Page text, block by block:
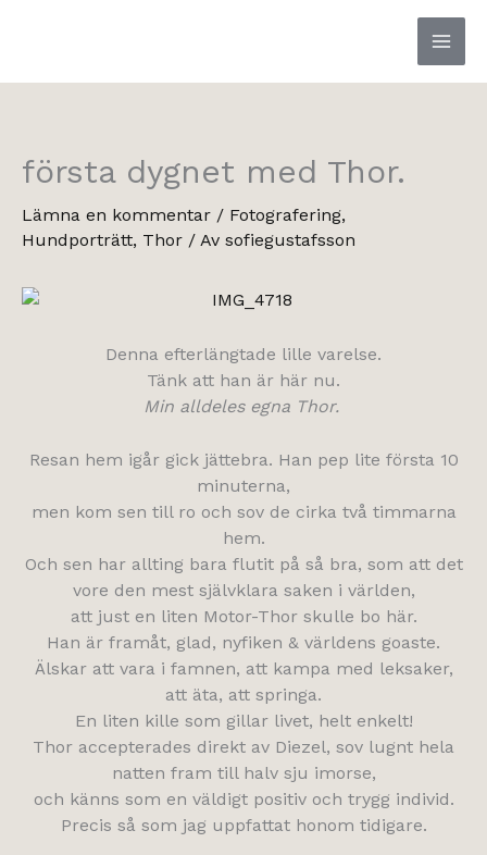
första dygnet med Thor.
Lämna en kommentar / Fotografering,
Hundporträtt, Thor / Av sofiegustafsson
Denna efterlängtade lille varelse.
Tänk att han är här nu.
Min alldeles egna Thor.
Resan hem igår gick jättebra. Han pep lite första 10
minuterna,
men kom sen till ro och sov de cirka två timmarna
hem.
Och sen har allting bara flutit på så bra, som att det
vore den mest självklara saken i världen,
att just en liten Motor-Thor skulle bo här.
Han är framåt, glad, nyfiken & världens goaste.
Älskar att vara i famnen, att kampa med leksaker,
att äta, att springa.
En liten kille som gillar livet, helt enkelt!
Thor accepterades direkt av Diezel, sov lugnt hela
natten fram till halv sju imorse,
och känns som en väldigt positiv och trygg individ.
Precis så som jag uppfattat honom tidigare.